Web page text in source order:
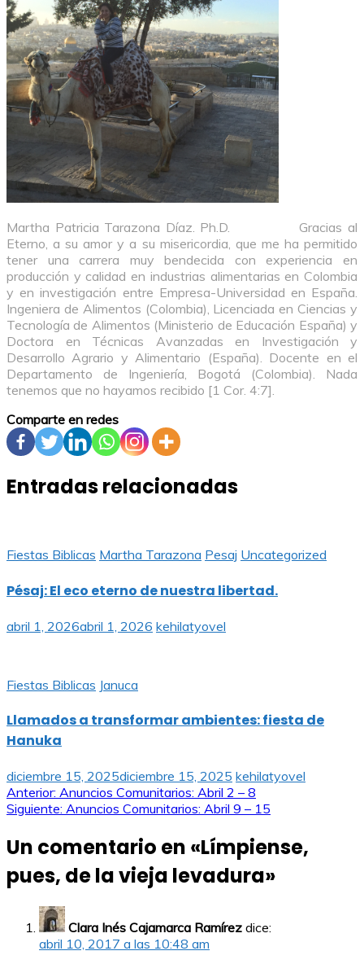
Martha Patricia Tarazona Díaz. Ph.D. Gracias al
Eterno, a su amor y a su misericordia, que me ha permitido
tener una carrera muy bendecida con experiencia en
producción y calidad en industrias alimentarias en Colombia
y en investigación entre Empresa-Universidad en España.
Ingeniera de Alimentos (Colombia), Licenciada en Ciencias y
Tecnología de Alimentos (Ministerio de Educación España) y
Doctora en Técnicas Avanzadas en Investigación y
Desarrollo Agrario y Alimentario (España). Docente en el
Departamento de Ingeniería, Bogotá (Colombia). Nada
tenemos que no hayamos recibido [1 Cor. 4:7].
Comparte en redes
Entradas relacionadas
Fiestas Biblicas Martha Tarazona Pesaj Uncategorized
Pésaj: El eco eterno de nuestra libertad.
abril 1, 2026abril 1, 2026 kehilatyovel
Fiestas Biblicas Januca
Llamados a transformar ambientes: fiesta de
Hanuka
diciembre 15, 2025diciembre 15, 2025 kehilatyovel
Navegación
entradas
Anterior: Anuncios Comunitarios: Abril 2 – 8
Siguiente: Anuncios Comunitarios: Abril 9 – 15
Un comentario en «Límpiense,
pues, de la vieja levadura»
Clara Inés Cajamarca Ramírez dice:
abril 10, 2017 a las 10:48 am